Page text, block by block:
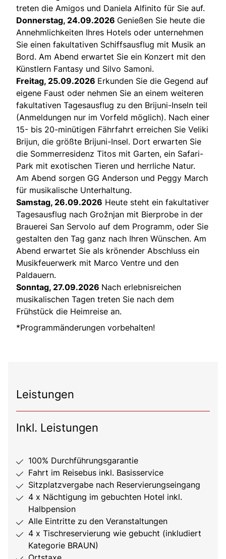
treten die Amigos und Daniela Alfinito für Sie auf.
Donnerstag, 24.09.2026 Genießen Sie heute die
Annehmlichkeiten Ihres Hotels oder unternehmen
Sie einen fakultativen Schiffsausflug mit Musik an
Bord. Am Abend erwartet Sie ein Konzert mit den
Künstlern Fantasy und Silvo Samoni.
Freitag, 25.09.2026 Erkunden Sie die Gegend auf
eigene Faust oder nehmen Sie an einem weiteren
fakultativen Tagesausflug zu den Brijuni-Inseln teil
(Anmeldungen nur im Vorfeld möglich). Nach einer
15- bis 20-minütigen Fährfahrt erreichen Sie Veliki
Brijun, die größte Brijuni-Insel. Dort erwarten Sie
die Sommerresidenz Titos mit Garten, ein Safari-
Park mit exotischen Tieren und herrliche Natur.
Am Abend sorgen GG Anderson und Peggy March
für musikalische Unterhaltung.
Samstag, 26.09.2026 Heute steht ein fakultativer
Tagesausflug nach Grožnjan mit Bierprobe in der
Brauerei San Servolo auf dem Programm, oder Sie
gestalten den Tag ganz nach Ihren Wünschen. Am
Abend erwartet Sie als krönender Abschluss ein
Musikfeuerwerk mit Marco Ventre und den
Paldauern.
Sonntag, 27.09.2026 Nach erlebnisreichen
musikalischen Tagen treten Sie nach dem
Frühstück die Heimreise an.
*Programmänderungen vorbehalten!
Leistungen
Inkl. Leistungen
100% Durchführungsgarantie
Fahrt im Reisebus inkl. Basisservice
Sitzplatzvergabe nach Reservierungseingang
4 x Nächtigung im gebuchten Hotel inkl.
Halbpension
Alle Eintritte zu den Veranstaltungen
4 x Tischreservierung wie gebucht (inkludiert
Kategorie BRAUN)